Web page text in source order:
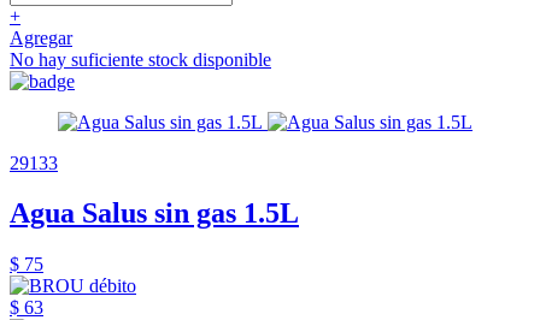
+
Agregar
No hay suficiente stock disponible
29133
Agua Salus sin gas 1.5L
$ 75
$ 63